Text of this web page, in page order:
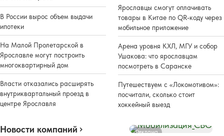
В России вырос объем выдачи
ипотеки
На Малой Пролетарской в
Ярославле могут построить
многоквартирный дом
Власти отказались расширять
внутриквартальный проезд в
центре Ярославля
Ярославцы смогут оплачивать
товары в Китае по QR-коду через
мобильное приложение
Арена уровня КХЛ, МГУ и собор
Ушакова: что ярославцам
посмотреть в Саранске
Путешествуем с «Локомотивом»:
посчитали, сколько стоит
хоккейный выезд
Новости компаний Реклама